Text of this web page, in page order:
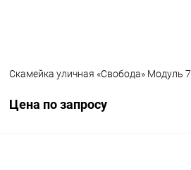
Скамейка уличная «Свобода» Модуль 7
Цена по запросу